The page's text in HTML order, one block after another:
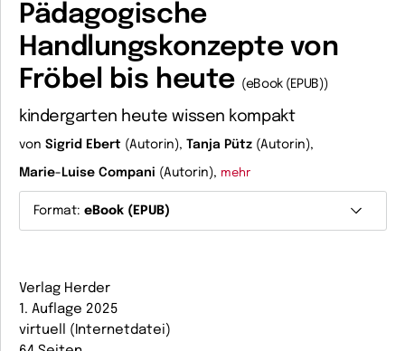
Pädagogische
Handlungskonzepte von
Fröbel bis heute (eBook (EPUB))
kindergarten heute wissen kompakt
von Sigrid Ebert (Autorin), Tanja Pütz (Autorin),
Marie-Luise Compani (Autorin), mehr
Format: eBook (EPUB)
Verlag Herder
1. Auflage 2025
virtuell (Internetdatei)